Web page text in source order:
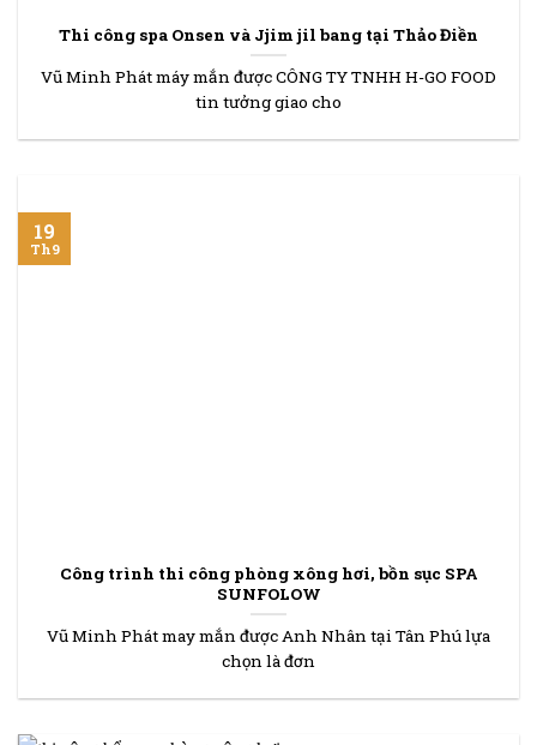
Thi công spa Onsen và Jjim jil bang tại Thảo Điền
Vũ Minh Phát máy mắn được CÔNG TY TNHH H-GO FOOD
tin tưởng giao cho
Công trình thi công phòng xông hơi, bồn sục SPA
SUNFOLOW
Vũ Minh Phát may mắn được Anh Nhân tại Tân Phú lựa
chọn là đơn
19
Th9